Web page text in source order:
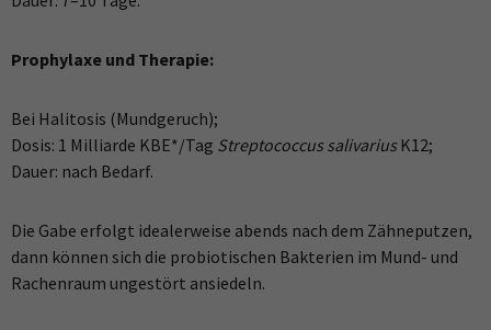
Prophylaxe und Therapie:
Bei Halitosis (Mundgeruch);
Dosis: 1 Milliarde KBE*/Tag Streptococcus salivarius K12;
Dauer: nach Bedarf.
Die Gabe erfolgt idealerweise abends nach dem Zähneputzen,
dann können sich die probiotischen Bakterien im Mund- und
Rachenraum ungestört ansiedeln.